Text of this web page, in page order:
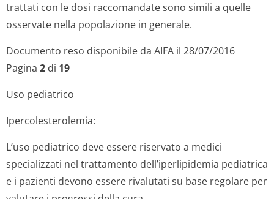
trattati con le dosi raccomandate sono simili a quelle
osservate nella popolazione in generale.
Documento reso disponibile da AIFA il 28/07/2016
Pagina 2 di 19
Uso pediatrico
Ipercolestero­lemia:
L’uso pediatrico deve essere riservato a medici
specializzati nel trattamento dell’iperlipidemia pediatrica
e i pazienti devono essere rivalutati su base regolare per